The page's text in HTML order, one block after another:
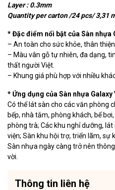
Layer : 0.3mm
Quantity per carton /24 pcs/ 3,31
* Đặc điểm nổi bật của Sàn nhựa
– An toàn cho sức khỏe, thân
– Màu vân gỗ tự nhiên, đa dạng,
thất người Việt.
– Khung giá phù hợp với nhiều
* Ứng dụng của Sàn nhựa Galaxy
Có thể lát sàn cho các văn phòng
bếp, nhà tắm, phòng khách, bể
phòng trà; Các khu nghỉ dưỡng,
viện; Sàn khu hội trợ, triển lãm, sự
Sàn nhựa ngày càng trở nên
vời.
Thông tin liên hệ